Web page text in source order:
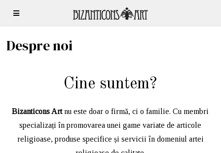
Despre noi
Cine suntem?
Bizanticons Artnu este doar o firmă, ci o familie. Cu membri
specializați în promovarea unei game variate de articole
religioase, produse specifice și servicii în domeniul artei